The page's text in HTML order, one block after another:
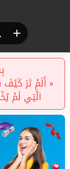
الَّتِي لَمْ يُخْلَقْ